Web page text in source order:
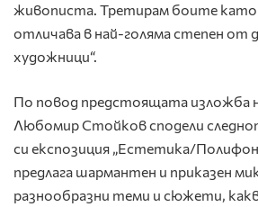
живописта. Третирам боите като
отличава в най-голяма степен от
художници“.
По повод предстоящата изложба
Любомир Стойков сподели
си експозиция „Естетика/
предлага шармантен и приказен
разнообразни теми и сюжети,